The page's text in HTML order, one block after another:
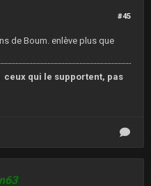
#45
de Boum. enlève plus que
ceux qui le supportent, pas